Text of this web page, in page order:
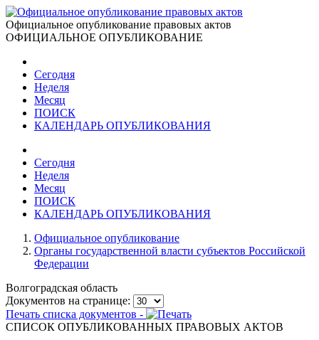
Официальное опубликование правовых актов
ОФИЦИАЛЬНОЕ ОПУБЛИКОВАНИЕ
Сегодня
Неделя
Месяц
ПОИСК
КАЛЕНДАРЬ ОПУБЛИКОВАНИЯ
Сегодня
Неделя
Месяц
ПОИСК
КАЛЕНДАРЬ ОПУБЛИКОВАНИЯ
Официальное опубликование
Органы государственной власти субъектов Российской
Федерации
Волгоградская область
Документов на странице:
Печать списка документов -
СПИСОК ОПУБЛИКОВАННЫХ ПРАВОВЫХ АКТОВ